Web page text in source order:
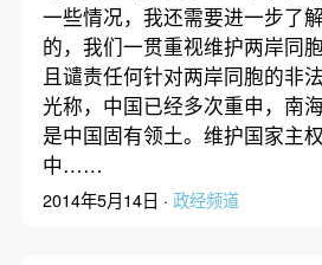
一些情况，我还需要进一步了
的，我们一贯重视维护两岸同
且谴责任何针对两岸同胞的非
光称，中国已经多次重申，南
是中国固有领土。维护国家主
中……
2014年5月14日 · 政经频道